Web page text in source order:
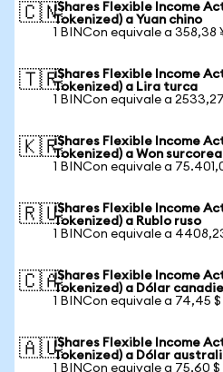
🇨🇳iShares Flexible Income
Tokenized) a Yuan chino
1 BINCon equivale a 358,38
🇹🇷iShares Flexible Income
Tokenized) a Lira turca
1 BINCon equivale a
🇰🇷iShares Flexible Income
Tokenized) a Won
1 BINCon equivale a
🇷🇺iShares Flexible Income
Tokenized) a Rublo ruso
1 BINCon equivale a
🇨🇦iShares Flexible Income
Tokenized) a Dólar
1 BINCon equivale a 74,45 $
🇦🇺iShares Flexible Income
Tokenized) a Dólar
1 BINCon equivale a 75,60 $